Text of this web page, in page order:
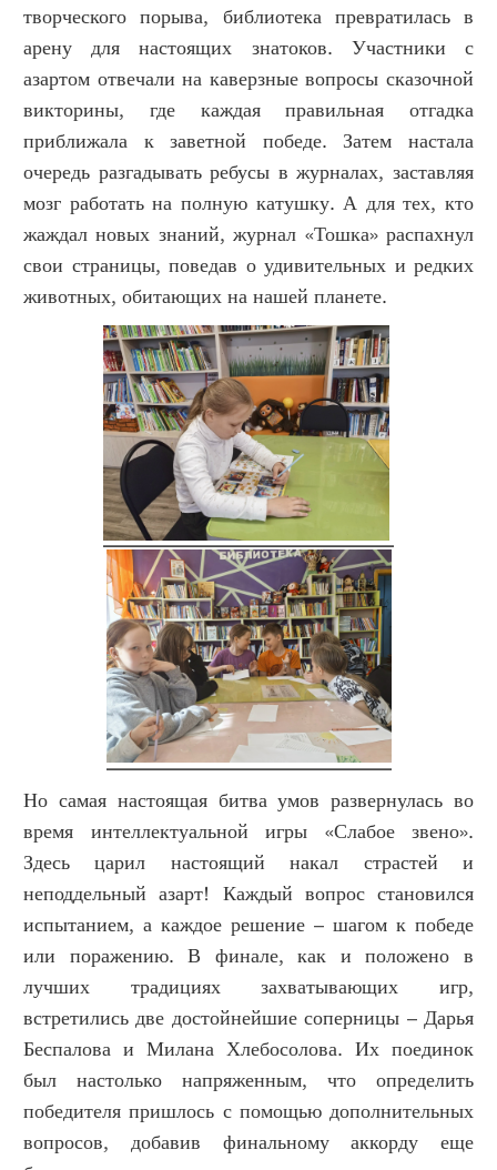
творческого порыва, библиотека превратилась в
арену для настоящих знатоков. Участники с
азартом отвечали на каверзные вопросы сказочной
викторины, где каждая правильная отгадка
приближала к заветной победе. Затем настала
очередь разгадывать ребусы в журналах, заставляя
мозг работать на полную катушку. А для тех, кто
жаждал новых знаний, журнал «Тошка» распахнул
свои страницы, поведав о удивительных и редких
животных, обитающих на нашей планете.
Но самая настоящая битва умов развернулась во
время интеллектуальной игры «Слабое звено».
Здесь царил настоящий накал страстей и
неподдельный азарт! Каждый вопрос становился
испытанием, а каждое решение – шагом к победе
или поражению. В финале, как и положено в
лучших традициях захватывающих игр,
встретились две достойнейшие соперницы – Дарья
Беспалова и Милана Хлебосолова. Их поединок
был настолько напряженным, что определить
победителя пришлось с помощью дополнительных
вопросов, добавив финальному аккорду еще